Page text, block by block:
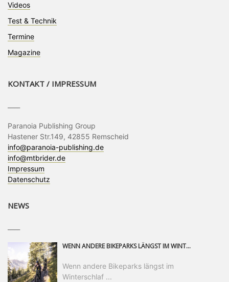
Videos
Test & Technik
Termine
Magazine
KONTAKT / IMPRESSUM
Paranoia Publishing Group
Hastener Str.149, 42855 Remscheid
info@paranoia-publishing.de
info@mtbrider.de
Impressum
Datenschutz
NEWS
WENN ANDERE BIKEPARKS LÄNGST IM WINTERSCHLAF SIND, IST MAN IN SAALFELDEN LEOGANG IMMER NOCH AM MOUNTAINBIKEN. IST DER HERBST DIE SCHÖNSTE ZEIT DES JAHRES? AUF DEN TRAILS RUND UM SAALFELDEN LEOGANG UND IM EPIC BIKEPARK LEOGANG IST ER DAS AUF JEDEN FALL – UND DIE GEFÜHLT DIE LÄNGSTE NOCH DAZU. NOCH BIS MINDESTENS 8. NOVEMBER STEHT DAS PINZGAUER MOUNTAINBIKE-PARADIES ALLEN RIDERN OFFEN, DIE EINFACH NICHT GENUG KRIEGEN KÖNNEN. DABEI HÄLT DIE GOLDENE JAHRESZEIT IN SAALFELDEN LEOGANG WEIT MEHR ALS LINES, TRAILS UND HERBSTPANORAMEN BEREIT: MIT DEM BIKE FESTIVAL, VERSCHIEDENEN LADIES SHRED EVENTS UND EINEM DIE GESAMTE SAISON ANDAUERNDEN PHOTO CONTEST ZUM 25-JÄHRIGEN BIKEPARK-JUBILÄUM GIBT ES RUND UM ÖSTERREICHS ÄLTESTEN BIKEPARK EINIGES ZU ERLEBEN.
Wenn andere Bikeparks längst im
Winterschlaf ...